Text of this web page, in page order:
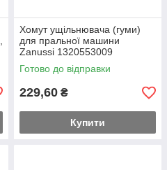
Хомут ущільнювача (гуми)
для пральної машини
Zanussi 1320553009
(зовнішній)
Готово до відправки
229,60 ₴
Купити